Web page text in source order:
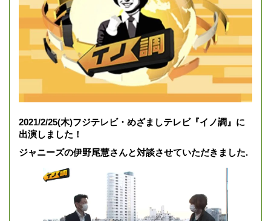
2021/2/25(木)フジテレビ・めざましテレビ『イノ調』に
出演しました！
ジャニーズの伊野尾慧さんと対談させていただきました.